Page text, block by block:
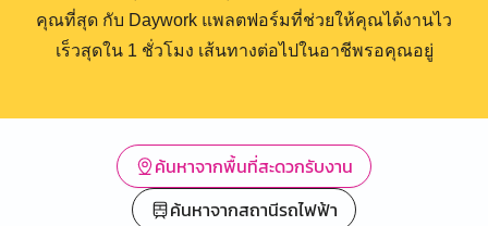
คุณที่สุด กับ Daywork แพลตฟอร์มที่ช่วยให้คุณได้งานไว
เร็วสุดใน 1 ชั่วโมง เส้นทางต่อไปในอาชีพรอคุณอยู่
ค้นหาจากพื้นที่สะดวกรับงาน
ค้นหาจากสถานีรถไฟฟ้า